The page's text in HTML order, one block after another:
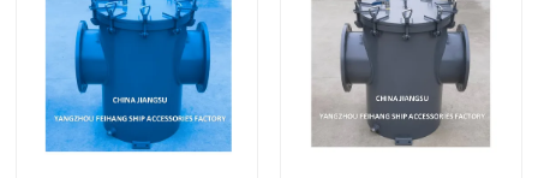
Über uns
Fabrik Tour